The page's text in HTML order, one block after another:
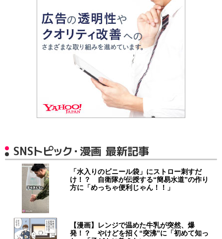
SNSトピック・漫画 最新記事
「水入りのビニール袋」にストロー刺すだ
け！？ 自衛隊が伝授する“簡易水道”の作り
方に「めっちゃ便利じゃん！！」
【漫画】レンジで温めた牛乳が突然、爆
発！？ やけどを招く“突沸”に「初めて知っ